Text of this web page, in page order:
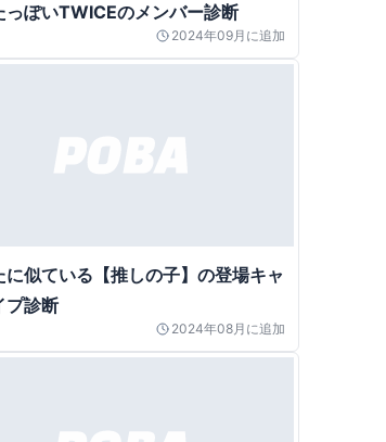
っぽいTWICEのメンバー診断
2024年09月 に追加
に似ている【推しの子】の登場キャ
プ診断
2024年08月 に追加